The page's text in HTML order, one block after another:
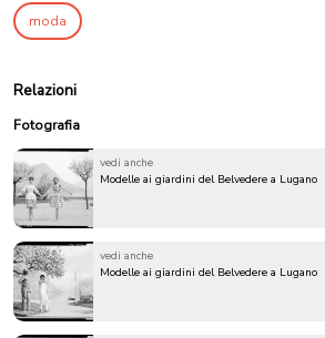
moda
Relazioni
Fotografia
vedi anche
Modelle ai giardini del Belvedere a Lugano
vedi anche
Modelle ai giardini del Belvedere a Lugano